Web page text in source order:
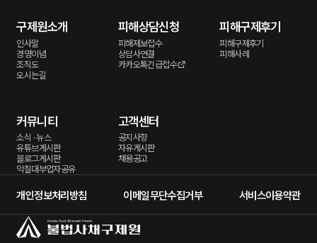
구제원소개
인사말
경영이념
조직도
오시는길
피해상담신청
피해제보접수
상담사연결
카카오톡긴급접수
피해구제후기
피해구제후기
피해사례
커뮤니티
소식 · 뉴스
유튜브게시판
블로그게시판
악질대부업자공유
고객센터
공지사항
자유게시판
채용공고
개인정보처리방침 이메일무단수집거부 서비스이용약관